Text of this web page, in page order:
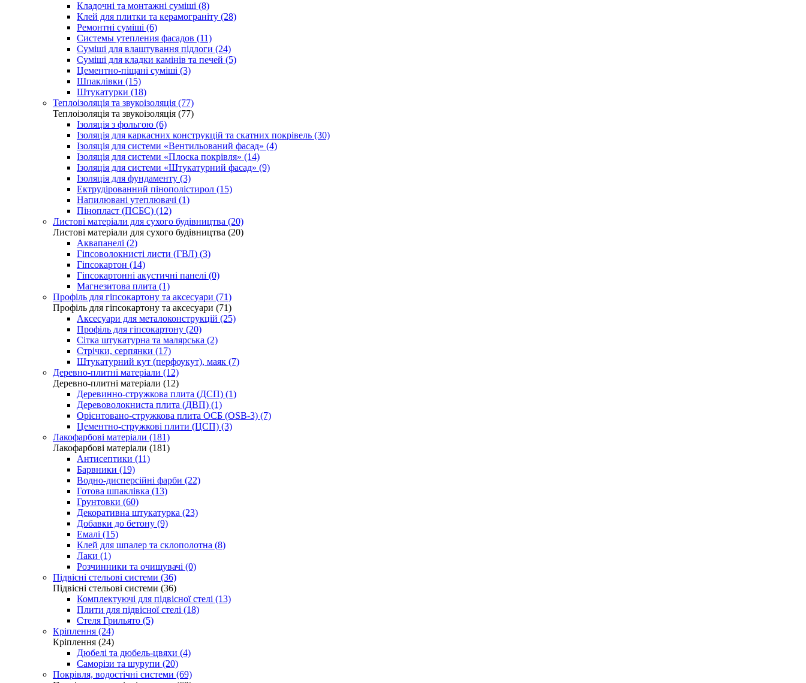
Кладочні та монтажні суміші (8)
Клей для плитки та керамограніту (28)
Ремонтні суміші (6)
Системы утепления фасадов (11)
Суміші для влаштування підлоги (24)
Суміші для кладки камінів та печей (5)
Цементно-піщані суміші (3)
Шпаклівки (15)
Штукатурки (18)
Теплоізоляція та звукоізоляція (77)
Теплоізоляція та звукоізоляція (77)
Ізоляція з фольгою (6)
Ізоляція для каркасних конструкцій та скатних покрівель (30)
Ізоляція для системи «Вентильований фасад» (4)
Ізоляція для системи «Плоска покрівля» (14)
Ізоляція для системи «Штукатурний фасад» (9)
Ізоляція для фундаменту (3)
Ектрудірованний пінополістирол (15)
Напилювані утеплювачі (1)
Пінопласт (ПСБС) (12)
Листові матеріали для сухого будівництва (20)
Листові матеріали для сухого будівництва (20)
Аквапанелі (2)
Гіпсоволокнисті листи (ГВЛ) (3)
Гіпсокартон (14)
Гіпсокартонні акустичні панелі (0)
Магнезитова плита (1)
Профіль для гіпсокартону та аксесуари (71)
Профіль для гіпсокартону та аксесуари (71)
Аксесуари для металоконструкцій (25)
Профіль для гіпсокартону (20)
Сітка штукатурна та малярська (2)
Стрічки, серпянки (17)
Штукатурний кут (перфоукут), маяк (7)
Деревно-плитні матеріали (12)
Деревно-плитні матеріали (12)
Деревинно-стружкова плита (ДСП) (1)
Деревоволокниста плита (ДВП) (1)
Орієнтовано-стружкова плита ОСБ (OSB-3) (7)
Цементно-стружкові плити (ЦСП) (3)
Лакофарбові матеріали (181)
Лакофарбові матеріали (181)
Антисептики (11)
Барвники (19)
Водно-дисперсійні фарби (22)
Готова шпаклівка (13)
Грунтовки (60)
Декоративна штукатурка (23)
Добавки до бетону (9)
Емалі (15)
Клей для шпалер та склополотна (8)
Лаки (1)
Розчинники та очищувачі (0)
Підвісні стельові системи (36)
Підвісні стельові системи (36)
Комплектуючі для підвісної стелі (13)
Плити для підвісної стелі (18)
Стеля Грильято (5)
Кріплення (24)
Кріплення (24)
Дюбелі та дюбель-цвяхи (4)
Саморізи та шурупи (20)
Покрівля, водостічні системи (69)